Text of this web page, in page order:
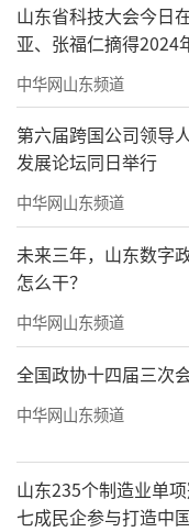
七大板块串
统呈现
本次展览
过“统筹谋划
金”“转型升级
海”“以港通海
展”“面向世界
现了“战略—
作”的山东海洋
计，到突破的
产业体系，参
向海洋强省迈进
山东省科技大会今日
亚、张福仁摘得2024
奖最高奖！
中华网山东频道
第六届跨国公司领导
发展论坛同日举行
中华网山东频道
未来三年，山东数字
怎么干？
中华网山东频道
全国政协十四届三次
中华网山东频道
山东235个制造业单
七成民企参与打造中